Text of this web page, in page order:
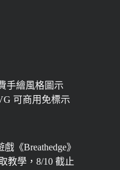
手繪風格圖示
可商用免標示
《Breathedge》
教學，8/10 截止